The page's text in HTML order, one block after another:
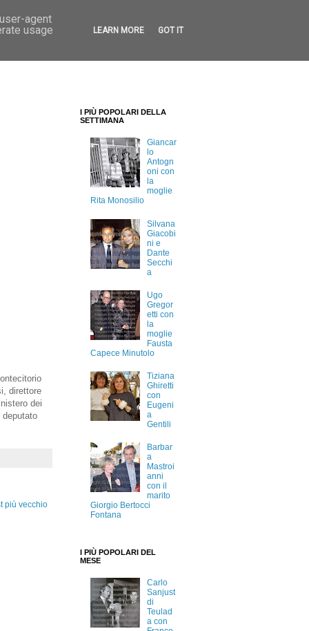
direttore
dei
deputato
più vecchio
I PIÙ POPOLARI DELLA
SETTIMANA
Giancar
lo
Antogn
oni con
la
moglie
Rita Monosilio
Silvana
Giacobi
ni e
Dante
Secchi
a
Ugo
Gregor
etti con
la
moglie
Fausta
Capece Minutolo
Tiziana
Ghiretti
con
Eugeni
a
Gentili
Barbar
a
Mastroi
anni
con il
marito
Giorgio Bertocci
Fontana
I PIÙ POPOLARI DEL
MESE
Carlo
Sanjust
di
Teulad
a con
agent
usage
LEARN MORE GOT IT